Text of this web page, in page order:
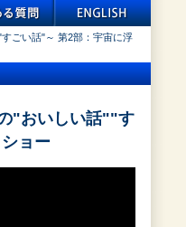
ごい話"～ 第2部：宇宙に浮
"おいしい話""す
ョー